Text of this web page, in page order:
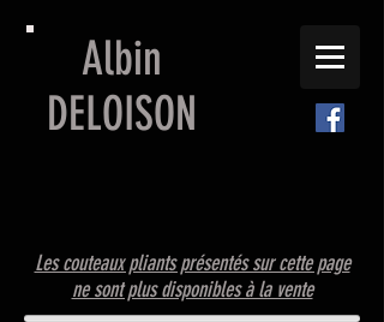
Albin
DELOISON
Les couteaux pliants présentés sur cette page
ne sont plus disponibles à la vente